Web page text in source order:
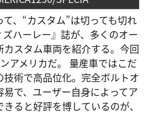
、“カスタム”は切っても切れ
ハーレー』誌が、多くのオー
スタム車両を紹介する。今回
アメリカだ。 量産車ではこだ
術で高品位化。完全ボルトオ
で、ユーザー自身によってア
ると好評を博しているのが、